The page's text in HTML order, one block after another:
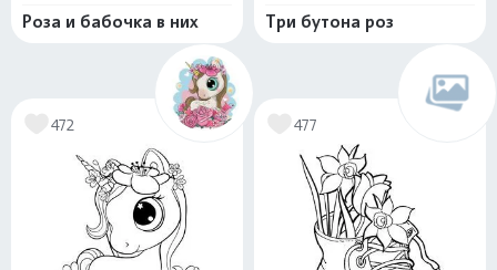
Роза и бабочка в них Три бутона роз
472 477